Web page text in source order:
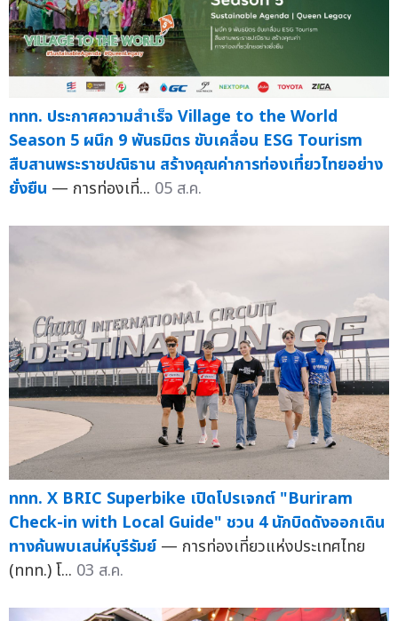
ททท. ประกาศความสำเร็จ Village to the World
Season 5 ผนึก 9 พันธมิตร ขับเคลื่อน ESG Tourism
สืบสานพระราชปณิธาน สร้างคุณค่าการท่องเที่ยวไทยอย่าง
ยั่งยืน — การท่องเที่... 05 ส.ค.
ททท. X BRIC Superbike เปิดโปรเจกต์ "Buriram
Check-in with Local Guide" ชวน 4 นักบิดดังออกเดิน
ทางค้นพบเสน่ห์บุรีรัมย์ — การท่องเที่ยวแห่งประเทศไทย
(ททท.) โ... 03 ส.ค.